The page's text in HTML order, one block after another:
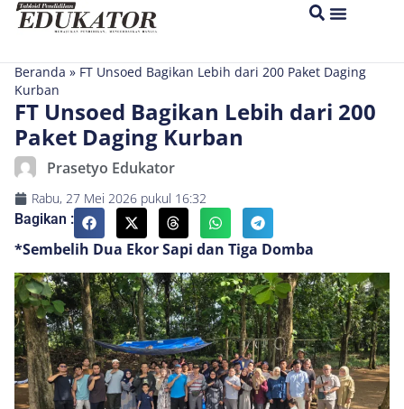
Beranda » FT Unsoed Bagikan Lebih dari 200 Paket Daging
Kurban
FT Unsoed Bagikan Lebih dari 200
Paket Daging Kurban
Prasetyo Edukator
Rabu, 27 Mei 2026 pukul 16:32
Bagikan :
*Sembelih Dua Ekor Sapi dan Tiga Domba